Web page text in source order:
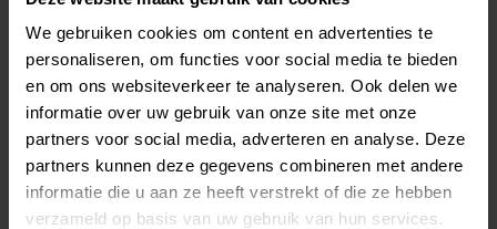
We gebruiken cookies om content en advertenties te
personaliseren, om functies voor social media te bieden
en om ons websiteverkeer te analyseren. Ook delen we
informatie over uw gebruik van onze site met onze
partners voor social media, adverteren en analyse. Deze
partners kunnen deze gegevens combineren met andere
informatie die u aan ze heeft verstrekt of die ze hebben
verzameld op basis van uw gebruik van hun services.